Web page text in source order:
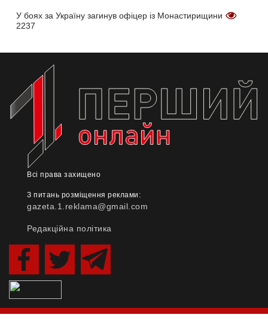
У боях за Україну загинув офіцер із Монастирищини
2237
Всі права захищено
З питань розміщення реклами:
gazeta.1.reklama@gmail.com
Редакційна політика